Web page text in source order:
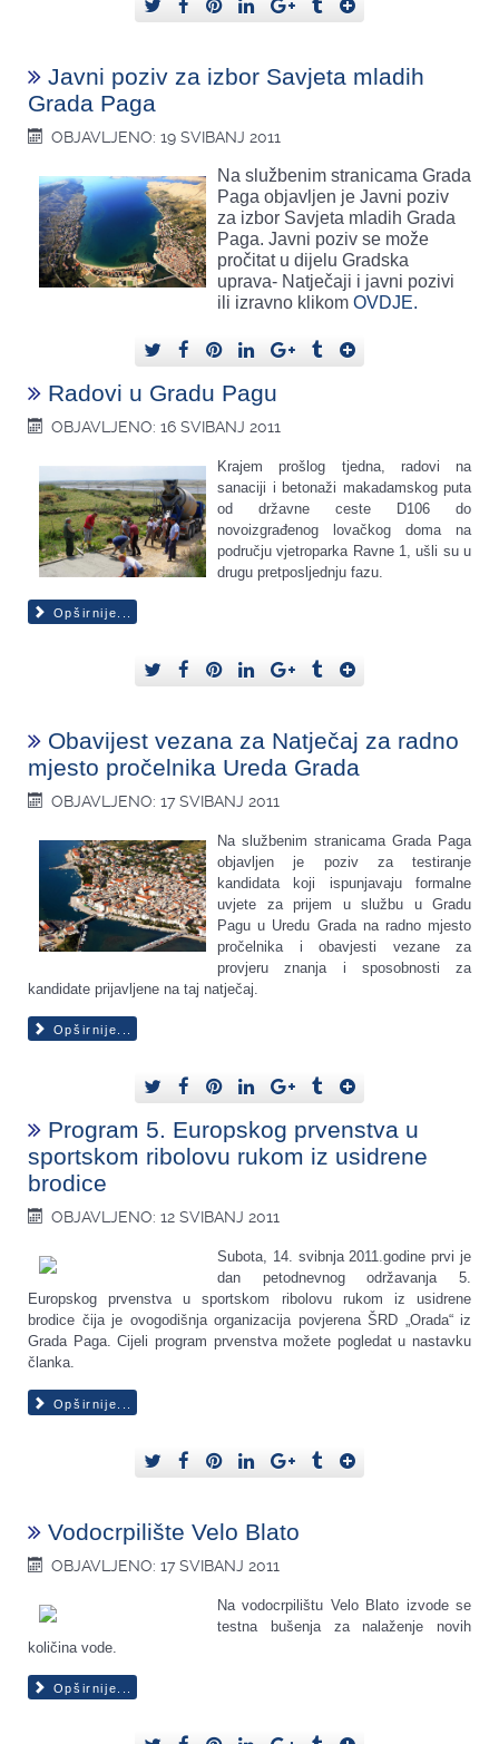
Javni poziv za izbor Savjeta mladih
Grada Paga
OBJAVLJENO: 19 SVIBANJ 2011
Na službenim stranicama Grada
Paga objavljen je Javni poziv
za izbor Savjeta mladih Grada
Paga. Javni poziv se može
pročitat u dijelu Gradska
uprava- Natječaji i javni pozivi
ili izravno klikom OVDJE.
Radovi u Gradu Pagu
OBJAVLJENO: 16 SVIBANJ 2011
Krajem prošlog tjedna, radovi na
sanaciji i betonaži makadamskog puta
od državne ceste D106 do
novoizgrađenog lovačkog doma na
području vjetroparka Ravne 1, ušli su u
drugu pretposljednju fazu.
Opširnije...
Obavijest vezana za Natječaj za radno
mjesto pročelnika Ureda Grada
OBJAVLJENO: 17 SVIBANJ 2011
Na službenim stranicama Grada Paga
objavljen je poziv za testiranje
kandidata koji ispunjavaju formalne
uvjete za prijem u službu u Gradu
Pagu u Uredu Grada na radno mjesto
pročelnika i obavjesti vezane za
provjeru znanja i sposobnosti za
kandidate prijavljene na taj natječaj.
Opširnije...
Program 5. Europskog prvenstva u
sportskom ribolovu rukom iz usidrene
brodice
OBJAVLJENO: 12 SVIBANJ 2011
Subota, 14. svibnja 2011.godine prvi je
dan petodnevnog održavanja 5.
Europskog prvenstva u sportskom ribolovu rukom iz usidrene
brodice čija je ovogodišnja organizacija povjerena ŠRD „Orada“ iz
Grada Paga. Cijeli program prvenstva možete pogledat u nastavku
članka.
Opširnije...
Vodocrpilište Velo Blato
OBJAVLJENO: 17 SVIBANJ 2011
Na vodocrpilištu Velo Blato izvode se
testna bušenja za nalaženje novih
količina vode.
Opširnije...